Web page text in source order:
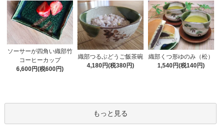
ソーサーが四角い織部竹
コーヒーカップ
6,600円(税600円)
織部つるぶどうご飯茶碗
4,180円(税380円)
織部くつ形ゆのみ（松）
1,540円(税140円)
もっと見る